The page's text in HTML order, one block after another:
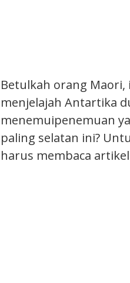
Betulkah orang
menjelajah Antartika
menemuipenemuan
paling selatan ini?
harus membaca